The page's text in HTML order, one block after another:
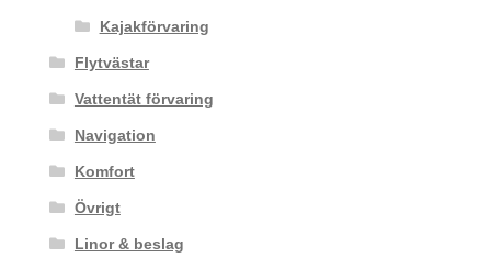
Kajakförvaring
Flytvästar
Vattentät förvaring
Navigation
Komfort
Övrigt
Linor & beslag